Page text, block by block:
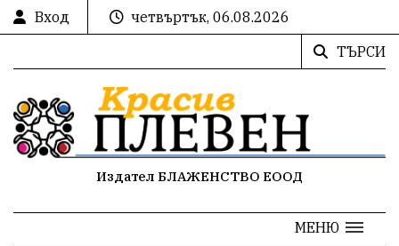
Вход
четвъртък, 06.08.2026
ТЪРСИ
Издател БЛАЖЕНСТВО ЕООД
МЕНЮ